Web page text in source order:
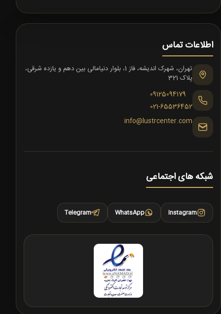
اطلاعات تماس
تهران، شهرک اندیشه، فاز 1، بلوار دنیامالی بین دهم و یازده شرقی،
پلاک 321
09125094179
021-65536452
info@lustrcenter.com
شبکه های اجتماعی
Instagram
WhatsApp
Telegram